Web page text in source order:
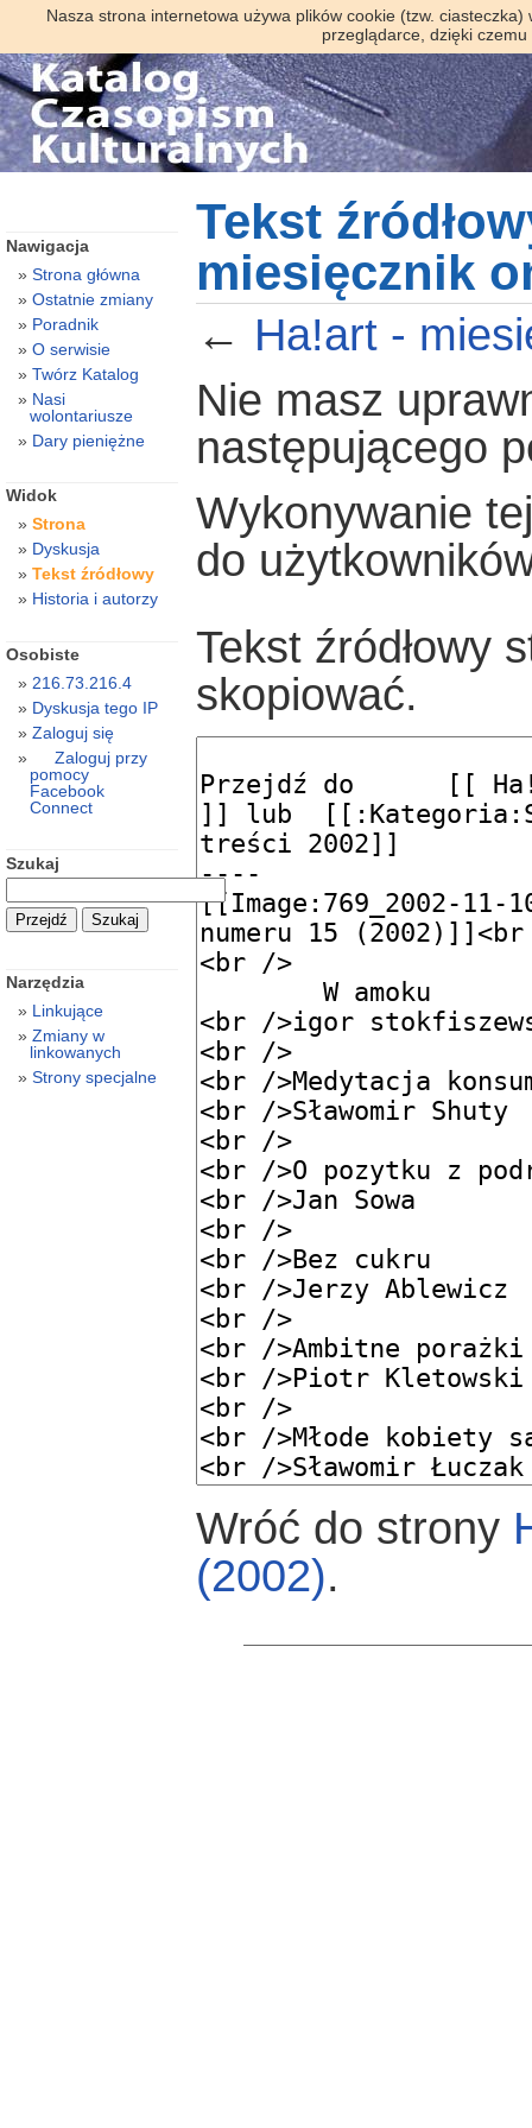
Nasza strona internetowa używa plików cookie (tzw.
przeglądarce, dzięki
Tekst
miesięcznik
← Ha!art -
Nie masz
następującego
Wykonywanie
do
Tekst źródłowy
skopiować.
Wróć do strony
(2002).
Nawigacja
Strona główna
Ostatnie zmiany
Poradnik
O serwisie
Twórz Katalog
Nasi
wolontariusze
Dary pieniężne
Widok
Strona
Dyskusja
Tekst źródłowy
Historia i autorzy
Osobiste
216.73.216.4
Dyskusja tego IP
Zaloguj się
Zaloguj przy
pomocy
Facebook
Connect
Szukaj
Narzędzia
Linkujące
Zmiany w
linkowanych
Strony specjalne